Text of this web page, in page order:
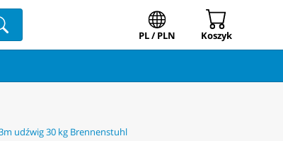
PL / PLN Koszyk
udźwig 30 kg Brennenstuhl